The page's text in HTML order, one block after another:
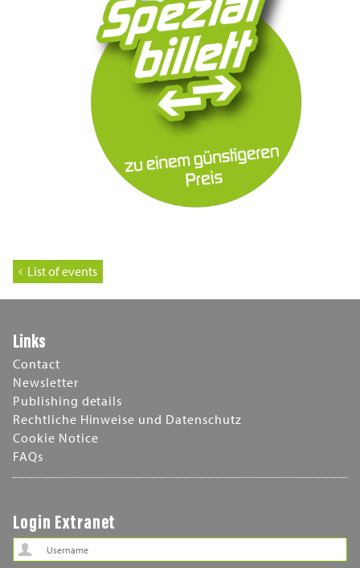
List of events
Links
Contact
Newsletter
Publishing details
Rechtliche Hinweise und Datenschutz
Cookie Notice
FAQs
Login Extranet